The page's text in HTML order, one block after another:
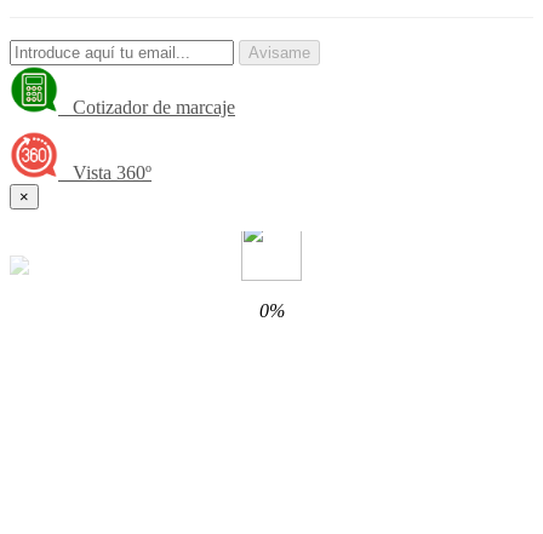
Avisame
Cotizador de marcaje
Vista 360º
×